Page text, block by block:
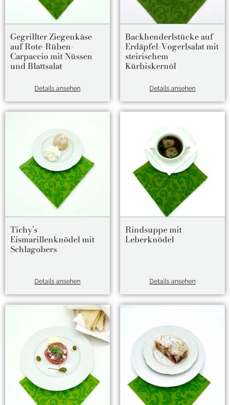
Gegrillter Ziegenkäse
auf Rote-Rüben-
Carpaccio mit Nüssen
und Blattsalat
Details ansehen
Backhenderlstücke auf
Erdäpfel-Vogerlsalat mit
steirischem
Kürbiskernöl
Details ansehen
Tichy’s
Eismarillenknödel mit
Schlagobers
Details ansehen
Rindsuppe mit
Leberknödel
Details ansehen